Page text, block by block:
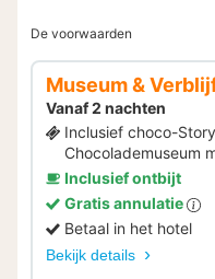
De voorwaarden
Museum &
Vanaf 2 nachten
Inclusief choco-
Chocolademuseum
Inclusief ontbijt
Gratis annulatie
Betaal in het hotel
Bekijk details